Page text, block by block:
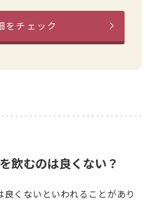
をチェック
飲むのは良くない？
くないといわれることがあり